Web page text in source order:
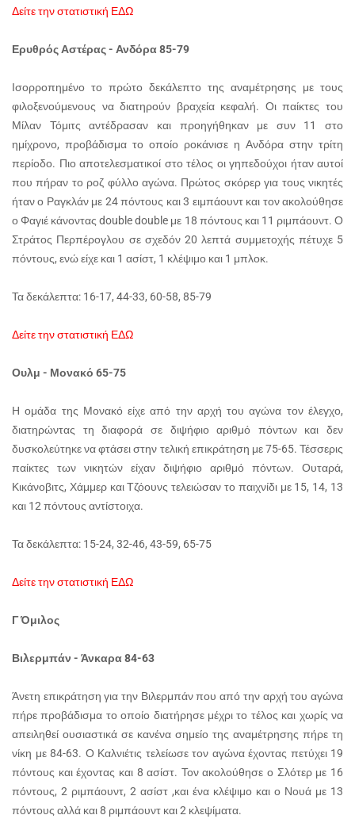
Δείτε την στατιστική ΕΔΩ
Ερυθρός Αστέρας - Ανδόρα 85-79
Ισορροπημένο το πρώτο δεκάλεπτο της αναμέτρησης με τους
φιλοξενούμενους να διατηρούν βραχεία κεφαλή. Οι παίκτες του
Μίλαν Τόμιτς αντέδρασαν και προηγήθηκαν με συν 11 στο
ημίχρονο, προβάδισμα το οποίο ροκάνισε η Ανδόρα στην τρίτη
περίοδο. Πιο αποτελεσματικοί στο τέλος οι γηπεδούχοι ήταν αυτοί
που πήραν το ροζ φύλλο αγώνα. Πρώτος σκόρερ για τους νικητές
ήταν ο Ραγκλάν με 24 πόντους και 3 ειμπάουντ και τον ακολούθησε
ο Φαγιέ κάνοντας double double με 18 πόντους και 11 ριμπάουντ. Ο
Στράτος Περπέρογλου σε σχεδόν 20 λεπτά συμμετοχής πέτυχε 5
πόντους, ενώ είχε και 1 ασίστ, 1 κλέψιμο και 1 μπλοκ.
Τα δεκάλεπτα: 16-17, 44-33, 60-58, 85-79
Δείτε την στατιστική ΕΔΩ
Ουλμ - Μονακό 65-75
Η ομάδα της Μονακό είχε από την αρχή του αγώνα τον έλεγχο,
διατηρώντας τη διαφορά σε διψήφιο αριθμό πόντων και δεν
δυσκολεύτηκε να φτάσει στην τελική επικράτηση με 75-65. Τέσσερις
παίκτες των νικητών είχαν διψήφιο αριθμό πόντων. Ουταρά,
Κικάνοβιτς, Χάμμερ και Τζόουνς τελειώσαν το παιχνίδι με 15, 14, 13
και 12 πόντους αντίστοιχα.
Τα δεκάλεπτα: 15-24, 32-46, 43-59, 65-75
Δείτε την στατιστική ΕΔΩ
Γ Όμιλος
Βιλερμπάν - Άνκαρα 84-63
Άνετη επικράτηση για την Βιλερμπάν που από την αρχή του αγώνα
πήρε προβάδισμα το οποίο διατήρησε μέχρι το τέλος και χωρίς να
απειληθεί ουσιαστικά σε κανένα σημείο της αναμέτρησης πήρε τη
νίκη με 84-63. Ο Καλνιέτις τελείωσε τον αγώνα έχοντας πετύχει 19
πόντους και έχοντας και 8 ασίστ. Τον ακολούθησε ο Σλότερ με 16
πόντους, 2 ριμπάουντ, 2 ασίστ ,και ένα κλέψιμο και ο Νουά με 13
πόντους αλλά και 8 ριμπάουντ και 2 κλεψίματα.